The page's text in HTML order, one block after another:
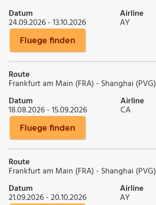
Datum
24.09.2026 - 13.10.2026
Airline
AY
Fluege finden
Route
Frankfurt am Main (FRA) - Shanghai (PVG)
Datum
18.08.2026 - 15.09.2026
Airline
CA
Fluege finden
Route
Frankfurt am Main (FRA) - Shanghai (PVG)
Datum
21.09.2026 - 20.10.2026
Airline
AY